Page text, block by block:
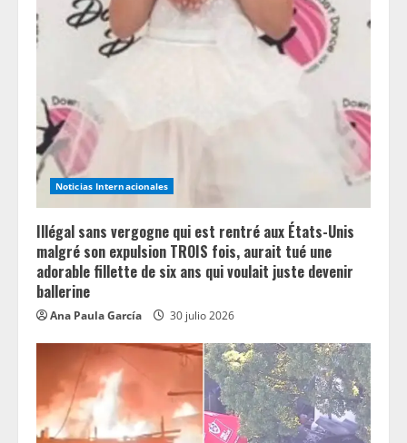
Noticias Internacionales
Illégal sans vergogne qui est rentré aux États-Unis
malgré son expulsion TROIS fois, aurait tué une
adorable fillette de six ans qui voulait juste devenir
ballerine
Ana Paula García 30 julio 2026